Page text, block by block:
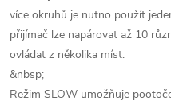
více okruhů je nutno použít
přijímač lze napárovat až 10
ovládat z několika míst.
&nbsp;
Režim SLOW umožňuje